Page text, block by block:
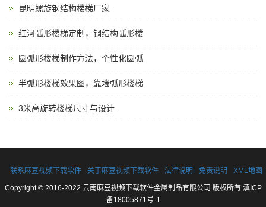
昆明螺旋钢结构楼梯厂家
红河弧形楼梯定制，钢结构弧形楼
圆弧形楼梯制作方法，个性化圆弧
半弧形楼梯效果图，靠墙弧形楼梯
3米高旋转楼梯尺寸与设计
联系麻豆视频下载软件 关于麻豆视频下载软件 法律说明 免责说明 XML地图
Copyright © 2016-2022 云南麻豆视频下载软件金属制品有限公司 版权所有 滇ICP
备18005871号-1